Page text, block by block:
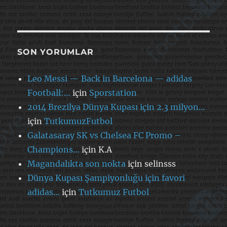
SON YORUMLAR
Leo Messi — Back in Barcelona — adidas
Football:…içinSporstation
2014 Brezilya Dünya Kupası için 2.3 milyon…
içinTutkumuzFutbol
Galatasaray SK vs Chelsea FC Promo –
Champions… içinK.A
Magandalıkta son noktaiçinselinsss
Dünya Kupası Şampiyonluğu için favori
adidas…içinTutkumuz Futbol